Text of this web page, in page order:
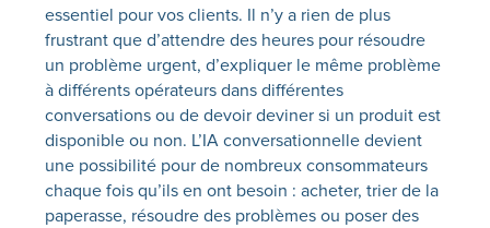
essentiel pour vos clients. Il n’y a rien de plus
frustrant que d’attendre des heures pour résoudre
un problème urgent, d’expliquer le même problème
à différents opérateurs dans différentes
conversations ou de devoir deviner si un produit est
disponible ou non. L’IA conversationnelle devient
une possibilité pour de nombreux consommateurs
chaque fois qu’ils en ont besoin : acheter, trier de la
paperasse, résoudre des problèmes ou poser des